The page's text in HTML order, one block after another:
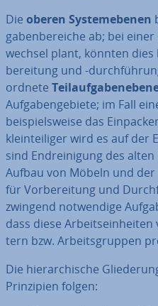
Die oberen Sys­tem­ebe­nen
ga­ben­be­rei­che ab; bei
wech­sel plant, könnten
be­rei­tung und -
ord­ne­te
Auf­ga­ben­ge­bie­te; im Fall
bei­spiels­wei­se das
klein­tei­li­ger wird es auf der
sind End­rei­ni­gung des
Aufbau von Möbeln und
für Vor­be­rei­tung und
zwingend not­wen­di­ge
dass diese
tern bzw. Ar­beits­grup­pen
Die hier­ar­chi­sche
Prin­zi­pi­en folgen: